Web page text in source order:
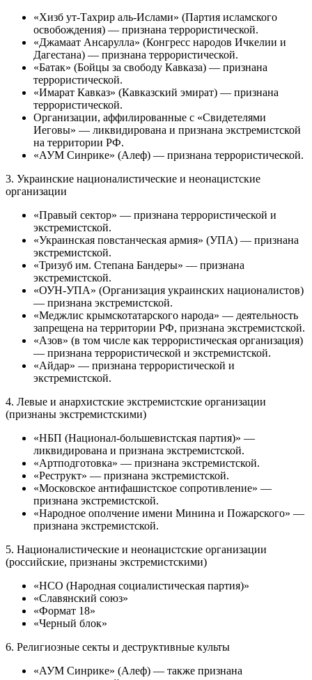
«Хизб ут-Тахрир аль-Ислами» (Партия исламского
освобождения) — признана террористической.
«Джамаат Ансарулла» (Конгресс народов Ичкелии и
Дагестана) — признана террористической.
«Батак» (Бойцы за свободу Кавказа) — признана
террористической.
«Имарат Кавказ» (Кавказский эмират) — признана
террористической.
Организации, аффилированные с «Свидетелями
Иеговы» — ликвидирована и признана экстремистской
на территории РФ.
«АУМ Синрике» (Алеф) — признана террористической.
3. Украинские националистические и неонацистские
организации
«Правый сектор» — признана террористической и
экстремистской.
«Украинская повстанческая армия» (УПА) — признана
экстремистской.
«Тризуб им. Степана Бандеры» — признана
экстремистской.
«ОУН-УПА» (Организация украинских националистов)
— признана экстремистской.
«Меджлис крымскотатарского народа» — деятельность
запрещена на территории РФ, признана экстремистской.
«Азов» (в том числе как террористическая организация)
— признана террористической и экстремистской.
«Айдар» — признана террористической и
экстремистской.
4. Левые и анархистские экстремистские организации
(признаны экстремистскими)
«НБП (Национал-большевистская партия)» —
ликвидирована и признана экстремистской.
«Артподготовка» — признана экстремистской.
«Реструкт» — признана экстремистской.
«Московское антифашистское сопротивление» —
признана экстремистской.
«Народное ополчение имени Минина и Пожарского» —
признана экстремистской.
5. Националистические и неонацистские организации
(российские, признаны экстремистскими)
«НСО (Народная социалистическая партия)»
«Славянский союз»
«Формат 18»
«Черный блок»
6. Религиозные секты и деструктивные культы
«АУМ Синрике» (Алеф) — также признана